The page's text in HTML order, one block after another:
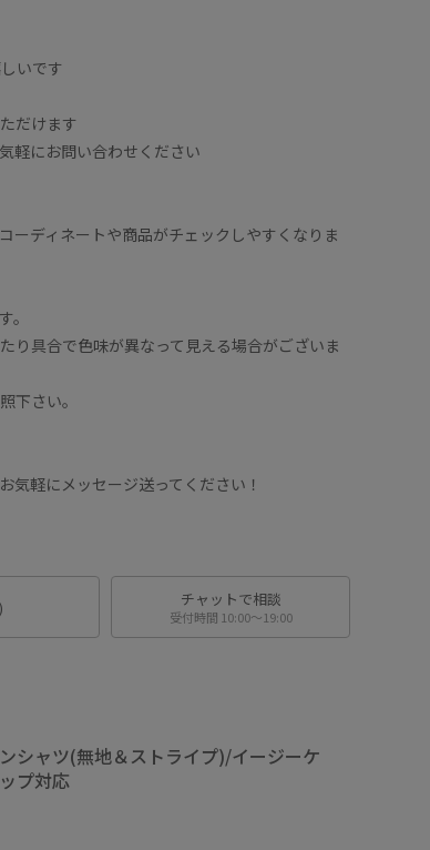
いです
だけます
軽にお問い合わせください
ーディネートや商品がチェックしやすくなりま
。
り具合で色味が異なって見える場合がございま
下さい。
気軽にメッセージ送ってください！
チャットで相談
受付時間 10:00〜19:00
シャツ(無地＆ストライプ)/イージーケ
プ対応